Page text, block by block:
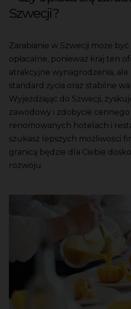
Szwecji?
Zarabianie w Szwecji może
opłacalne, ponieważ kraj ten
atrakcyjne wynagrodzenia, ale
standard życia oraz stabilne
Wyjeżdżając do Szwecji,
zawodowy i zdobycie
renomowanych hotelach i
szukasz lepszych możliwości
granicą będzie dla Ciebie
rozwoju.